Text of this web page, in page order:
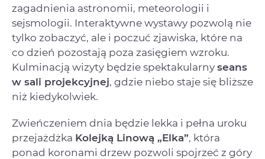
zagadnienia astronomii, meteorologii i
sejsmologii. Interaktywne wystawy pozwolą nie
tylko zobaczyć, ale i poczuć zjawiska, które na
co dzień pozostają poza zasięgiem wzroku.
Kulminacją wizyty będzie spektakularny seans
w sali projekcyjnej, gdzie niebo staje się bliższe
niż kiedykolwiek.
Zwieńczeniem dnia będzie lekka i pełna uroku
przejażdżka Kolejką Linową „Elka”, która
ponad koronami drzew pozwoli spojrzeć z góry